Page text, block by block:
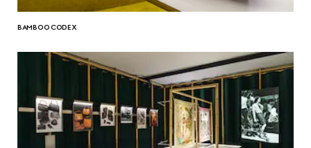
BAMBOO CODEX